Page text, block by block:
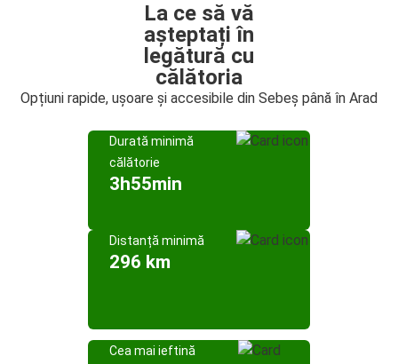
La ce să vă
așteptați în
legătură cu
călătoria
Opțiuni rapide, ușoare și accesibile din Sebeș până în Arad
Durată minimă
călătorie
3h55min
Distanță minimă
296 km
Cea mai ieftină